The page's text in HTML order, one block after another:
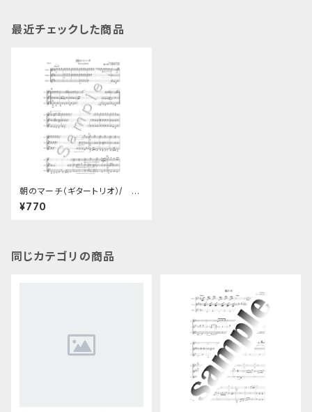
最近チェックした商品
朝のマーチ（ギタートリオ）/ 瀬
戸輝一 (パート譜セット、A4製
本版)
¥770
同じカテゴリの商品